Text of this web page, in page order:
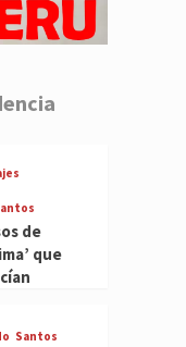
de
que
Santos